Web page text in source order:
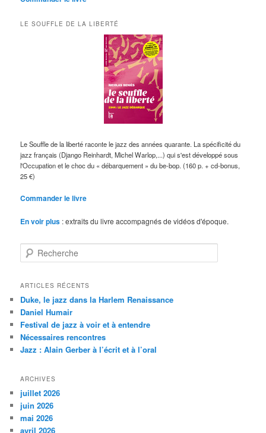
LE SOUFFLE DE LA LIBERTÉ
Le Souffle de la liberté raconte le jazz des années quarante. La spécificité du
jazz français (Django Reinhardt, Michel Warlop,...) qui s'est développé sous
l'Occupation et le choc du « débarquement » du be-bop. (160 p. + cd-bonus,
25 €)
Commander le livre
En voir plus : extraits du livre accompagnés de vidéos d'époque.
e
h
r
c
h
e
ARTICLES RÉCENTS
Duke, le jazz dans la Harlem Renaissance
Daniel Humair
Festival de jazz à voir et à entendre
Nécessaires rencontres
Jazz : Alain Gerber à l’écrit et à l’oral
ARCHIVES
juillet 2026
juin 2026
mai 2026
avril 2026